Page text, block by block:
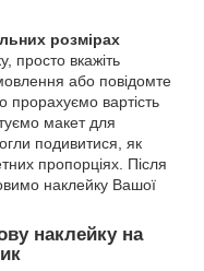
розмірах
просто вкажіть
або повідомте
вартість
макет для
подивитися, як
пропорціях. Після
наклейку Вашої
наклейку на